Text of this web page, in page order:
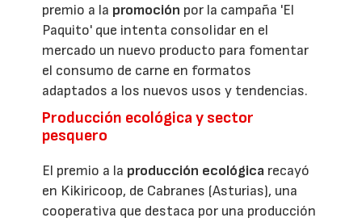
premio a la promoción por la campaña 'El
Paquito' que intenta consolidar en el
mercado un nuevo producto para fomentar
el consumo de carne en formatos
adaptados a los nuevos usos y tendencias.
Producción ecológica y sector
pesquero
El premio a la producción ecológica recayó
en Kikiricoop, de Cabranes (Asturias), una
cooperativa que destaca por una producción